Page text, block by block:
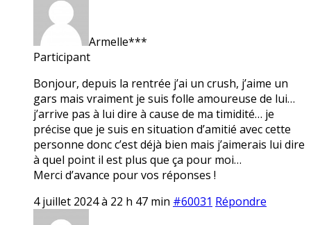
Armelle***
Participant
Bonjour, depuis la rentrée j’ai un crush, j’aime un
gars mais vraiment je suis folle amoureuse de lui…
j’arrive pas à lui dire à cause de ma timidité… je
précise que je suis en situation d’amitié avec cette
personne donc c’est déjà bien mais j’aimerais lui dire
à quel point il est plus que ça pour moi…
Merci d’avance pour vos réponses !
4 juillet 2024 à 22 h 47 min #60031 Répondre